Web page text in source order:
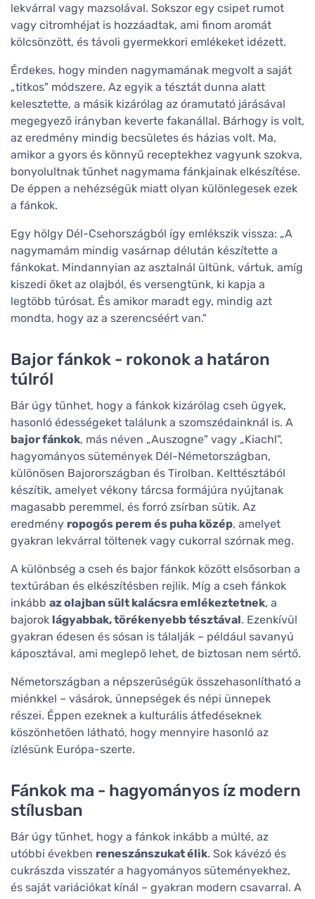
lekvárral vagy mazsolával. Sokszor egy csipet rumot
vagy citromhéjat is hozzáadtak, ami finom aromát
kölcsönzött, és távoli gyermekkori emlékeket idézett.
Érdekes, hogy minden nagymamának megvolt a saját
„titkos" módszere. Az egyik a tésztát dunna alatt
kelesztette, a másik kizárólag az óramutató járásával
megegyező irányban keverte fakanállal. Bárhogy is volt,
az eredmény mindig becsületes és házias volt. Ma,
amikor a gyors és könnyű receptekhez vagyunk szokva,
bonyolultnak tűnhet nagymama fánkjainak elkészítése.
De éppen a nehézségük miatt olyan különlegesek ezek
a fánkok.
Egy hölgy Dél-Csehországból így emlékszik vissza: „A
nagymamám mindig vasárnap délután készítette a
fánkokat. Mindannyian az asztalnál ültünk, vártuk, amíg
kiszedi őket az olajból, és versengtünk, ki kapja a
legtöbb túrósat. És amikor maradt egy, mindig azt
mondta, hogy az a szerencséért van."
Bajor fánkok - rokonok a határon
túlról
Bár úgy tűnhet, hogy a fánkok kizárólag cseh ügyek,
hasonló édességeket találunk a szomszédainknál is. A
bajor fánkok, más néven „Auszogne" vagy „Kiachl",
hagyományos sütemények Dél-Németországban,
különösen Bajorországban és Tirolban. Kelttésztából
készítik, amelyet vékony tárcsa formájúra nyújtanak
magasabb peremmel, és forró zsírban sütik. Az
eredmény ropogós perem és puha közép, amelyet
gyakran lekvárral töltenek vagy cukorral szórnak meg.
A különbség a cseh és bajor fánkok között elsősorban a
textúrában és elkészítésben rejlik. Míg a cseh fánkok
inkább az olajban sült kalácsra emlékeztetnek, a
bajorok lágyabbak, törékenyebb tésztával. Ezenkívül
gyakran édesen és sósan is tálalják – például savanyú
káposztával, ami meglepő lehet, de biztosan nem sértő.
Németországban a népszerűségük összehasonlítható a
miénkkel – vásárok, ünnepségek és népi ünnepek
részei. Éppen ezeknek a kulturális átfedéseknek
köszönhetően látható, hogy mennyire hasonló az
ízlésünk Európa-szerte.
Fánkok ma - hagyományos íz modern
stílusban
Bár úgy tűnhet, hogy a fánkok inkább a múlté, az
utóbbi években reneszánszukat élik. Sok kávézó és
cukrászda visszatér a hagyományos süteményekhez,
és saját variációkat kínál – gyakran modern csavarral. A